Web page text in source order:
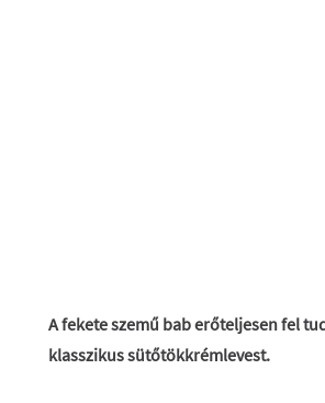
A fekete szemű bab erőteljesen fel
klasszikus sütőtökkrémlevest.